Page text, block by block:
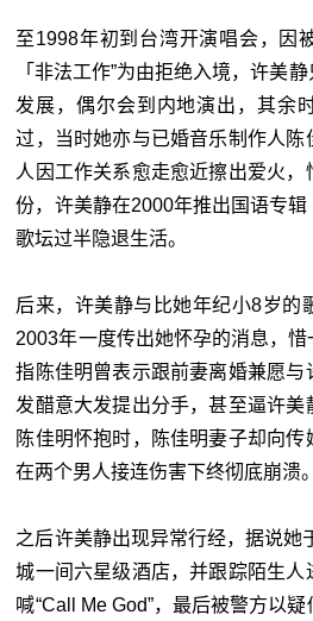
至1998年初到台湾开演唱会，因
「非法工作”为由拒绝入境，许美
发展，偶尔会到内地演出，其余
过，当时她亦与已婚音乐制作人陈
人因工作关系愈走愈近擦出爱火，
份，许美静在2000年推出国语专
歌坛过半隐退生活。
后来，许美静与比她年纪小8岁的
2003年一度传出她怀孕的消息，
指陈佳明曾表示跟前妻离婚兼愿与
发醋意大发提出分手，甚至逼许
陈佳明怀抱时，陈佳明妻子却向
在两个男人接连伤害下终彻底崩溃。
之后许美静出现异常行经，据说她
城一间六星级酒店，并跟踪陌生人
喊“Call Me God”，最后被警方以